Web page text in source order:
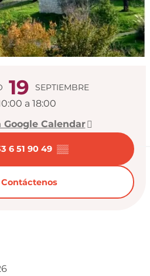
y datos
19 SEPTIEMBRE
a 18:00
Google Calendar
6 51 90 49 ▒▒
Contáctenos